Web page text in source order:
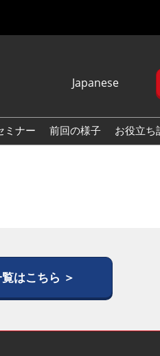
Japanese
English
Korean (Naver
ミナー 前回の様子 お役立ち
はこちら ＞